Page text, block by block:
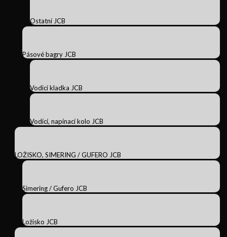
Ostatní JCB
Pásové bagry JCB
Vodicí kladka JCB
Vodící, napínací kolo JCB
LOŽISKO, SIMERING / GUFERO JCB
Simering / Gufero JCB
Ložisko JCB